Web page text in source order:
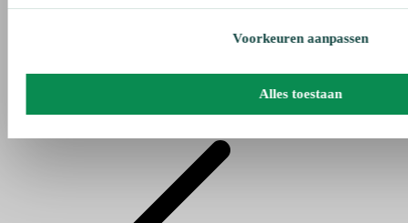
Voorkeuren aanpassen
Alles toestaan